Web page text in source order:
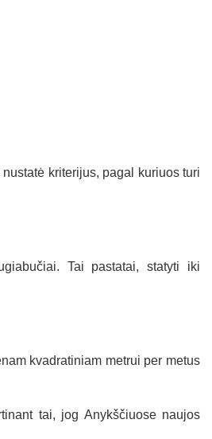
kriterijus, pagal kuriuos turi
Tai pastatai, statyti iki
kvadratiniam metrui per metus
tai, jog Anykščiuose naujos